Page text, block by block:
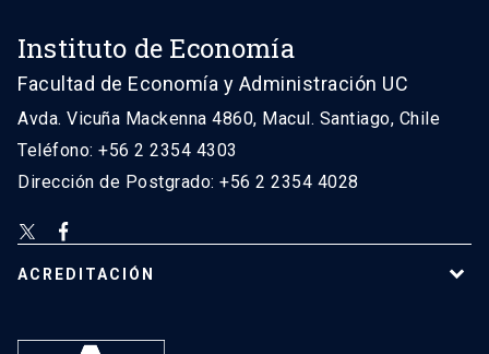
Instituto de Economía
Facultad de Economía y Administración UC
Avda. Vicuña Mackenna 4860, Macul. Santiago, Chile
Teléfono: +56 2 2354 4303
Dirección de Postgrado: +56 2 2354 4028
ACREDITACIÓN